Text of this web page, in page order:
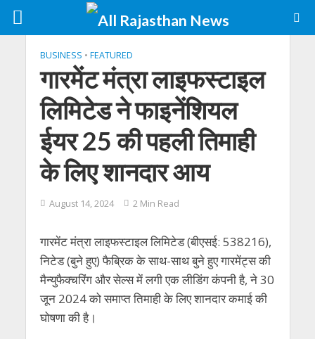
BUSINESS • FEATURED
गारमेंट मंत्रा लाइफस्टाइल
लिमिटेड ने फाइनेंशियल
ईयर 25 की पहली तिमाही
के लिए शानदार आय
August 14, 2024 2 Min Read
गारमेंट मंत्रा लाइफस्टाइल लिमिटेड (बीएसई: 538216),
निटेड (बुने हुए) फैब्रिक के साथ-साथ बुने हुए गारमेंट्स की
मैन्युफैक्चरिंग और सेल्स में लगी एक लीडिंग कंपनी है, ने 30
जून 2024 को समाप्त तिमाही के लिए शानदार कमाई की
घोषणा की है।